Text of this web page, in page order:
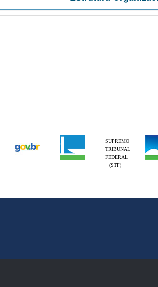
SUPREMO
TRIBUNAL
FEDERAL
(STF)